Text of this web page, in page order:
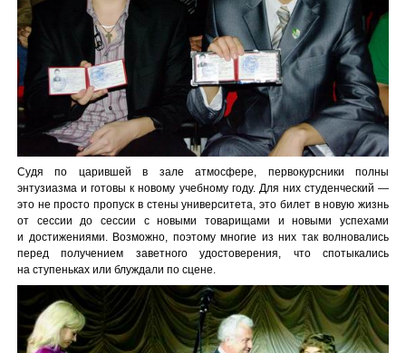
Судя по царившей в зале атмосфере, первокурсники полны
энтузиазма и готовы к новому учебному году. Для них студенческий —
это не просто пропуск в стены университета, это билет в новую жизнь
от сессии до сессии с новыми товарищами и новыми успехами
и достижениями. Возможно, поэтому многие из них так волновались
перед получением заветного удостоверения, что спотыкались
на ступеньках или блуждали по сцене.